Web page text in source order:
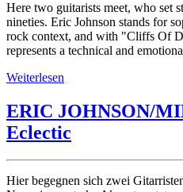
Here two guitarists meet, who set
nineties. Eric Johnson stands for
rock context, and with "Cliffs Of
represents a technical and
Weiterlesen
ERIC JOHNSON/
Eclectic
Hier begegnen sich zwei